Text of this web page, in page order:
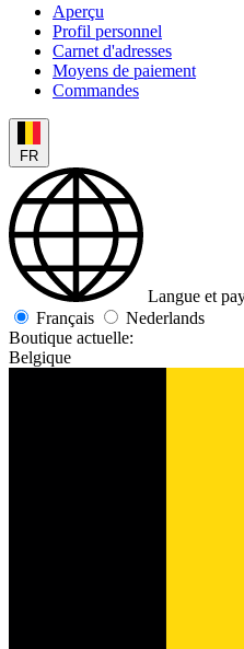
Aperçu
Profil personnel
Carnet d'adresses
Moyens de paiement
Commandes
FR
Langue et
Français
Nederlands
Boutique actuelle:
Belgique